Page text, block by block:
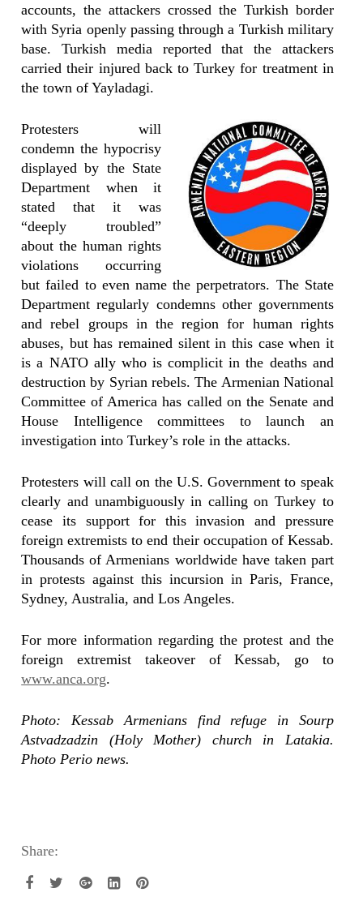
accounts, the attackers crossed the Turkish border
with Syria openly passing through a Turkish military
base. Turkish media reported that the attackers
carried their injured back to Turkey for treatment in
the town of Yayladagi.
Protesters will
condemn the hypocrisy
displayed by the State
Department when it
stated that it was
“deeply troubled”
about the human rights
violations occurring
but failed to even name the perpetrators. The State
Department regularly condemns other governments
and rebel groups in the region for human rights
abuses, but has remained silent in this case when it
is a NATO ally who is complicit in the deaths and
destruction by Syrian rebels. The Armenian National
Committee of America has called on the Senate and
House Intelligence committees to launch an
investigation into Turkey’s role in the attacks.
Protesters will call on the U.S. Government to speak
clearly and unambiguously in calling on Turkey to
cease its support for this invasion and pressure
foreign extremists to end their occupation of Kessab.
Thousands of Armenians worldwide have taken part
in protests against this incursion in Paris, France,
Sydney, Australia, and Los Angeles.
For more information regarding the protest and the
foreign extremist takeover of Kessab, go to
www.anca.org.
Photo: Kessab Armenians find refuge in Sourp
Astvadzadzin (Holy Mother) church in Latakia.
Photo Perio news.
Share: